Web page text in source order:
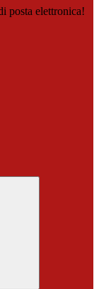
posta elettronica!